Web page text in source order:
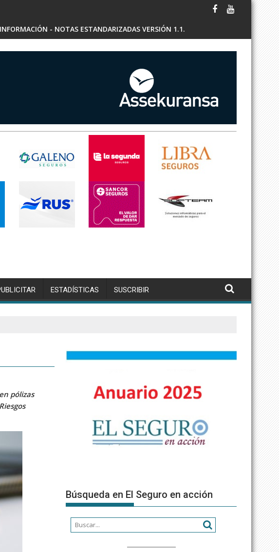
- NOTAS ESTANDARIZADAS VERSIÓN 1.1.
ESTADÍSTICAS SUSCRIBIR
pólizas
Búsqueda en El Seguro en acción